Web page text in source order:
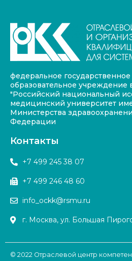
федеральное
образовательное учреждение
"Российский национальный
медицинский университет
Министерства
Федерации
Контакты
+7 499 245 38 07
+7 499 246 48 60
info_ockk@rsmu.ru
г. Москва, ул. Большая
© 2022 Отраслевой центр